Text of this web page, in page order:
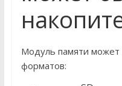
Модуль памяти
форматов: